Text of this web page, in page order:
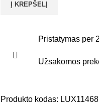
Į KREPŠELĮ
Pristatymas per
Užsakomos
Produkto kodas: LUX11468